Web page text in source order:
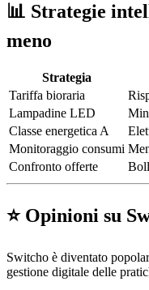
📊 Strategie
meno
Strategia
Tariffa bioraria
Lampadine LED
Classe energetica A
Monitoraggio consumi
Confronto offerte
⭐ Opinioni su
Switcho è diventato
gestione digitale delle